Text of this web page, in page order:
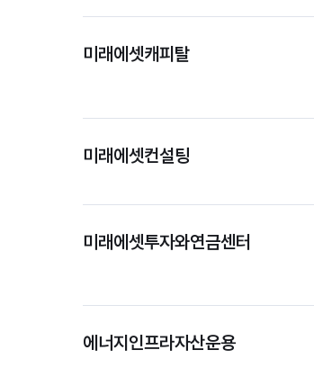
미래에셋캐피탈
미래에셋컨설팅
미래에셋투자와연금센터
에너지인프라자산운용